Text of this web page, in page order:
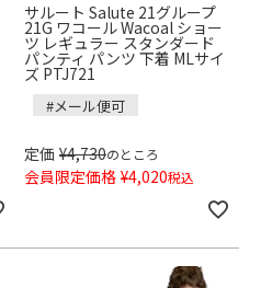
サルート Salute 21グループ
21G ワコール Wacoal ショー
ツ レギュラー スタンダード
パンティ パンツ 下着 MLサイ
ズ PTJ721
#メール便可
定価 ¥4,730のところ
会員限定価格 ¥4,020税込